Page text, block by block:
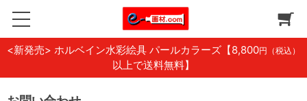
<新発売> ホルベイン水彩絵具 パールカラーズ 【8,800円（税込）
以上で送料無料】